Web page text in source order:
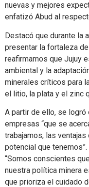
nuevas y mejores
enfatizó Abud al
Destacó que durante la
presentar la fortaleza
reafirmamos que Jujuy
ambiental y la
minerales críticos para
el litio, la plata y el zinc
A partir de ello, se logró
empresas “que se
trabajamos, las
potencial que tenemos”.
“Somos conscientes
nuestra política minera
que prioriza el cuidado